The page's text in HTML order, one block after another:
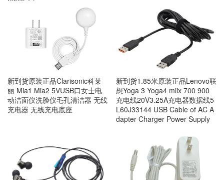
新到货原装正品Clarisonic科莱
丽 Mia1 Mia2 5VUSB口女士电
动洁面仪洗脸仪毛孔清洁器 无线
充电器 无线充电底座
新到货1.85米原装正品Lenovo联
想Yoga 3 Yoga4 miix 700 900
充电线20V3.25A充电器数据线5
L60J33144 USB Cable of AC A
dapter Charger Power Supply